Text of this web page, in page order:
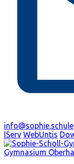
info@sophie.schule
IServ WebUntis
Gymnasium